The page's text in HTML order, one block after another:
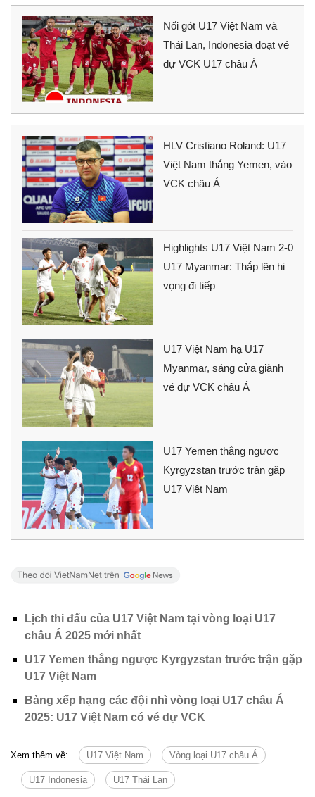
Nối gót U17 Việt Nam và
Thái Lan, Indonesia đoạt vé
dự VCK U17 châu Á
HLV Cristiano Roland: U17
Việt Nam thắng Yemen, vào
VCK châu Á
Highlights U17 Việt Nam 2-0
U17 Myanmar: Thắp lên hi
vọng đi tiếp
U17 Việt Nam hạ U17
Myanmar, sáng cửa giành
vé dự VCK châu Á
U17 Yemen thắng ngược
Kyrgyzstan trước trận gặp
U17 Việt Nam
Lịch thi đấu của U17 Việt Nam tại vòng loại U17
châu Á 2025 mới nhất
U17 Yemen thắng ngược Kyrgyzstan trước trận gặp
U17 Việt Nam
Bảng xếp hạng các đội nhì vòng loại U17 châu Á
2025: U17 Việt Nam có vé dự VCK
Xem thêm về: U17 Việt Nam Vòng loại U17 châu Á
U17 Indonesia U17 Thái Lan